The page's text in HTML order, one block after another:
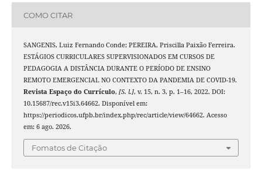
COMO CITAR
SANGENIS, Luiz Fernando Conde; PEREIRA, Priscilla Paixão Ferreira.
ESTÁGIOS CURRICULARES SUPERVISIONADOS EM CURSOS DE
PEDAGOGIA A DISTÂNCIA DURANTE O PERÍODO DE ENSINO
REMOTO EMERGENCIAL NO CONTEXTO DA PANDEMIA DE COVID-19.
Revista Espaço do Currículo, [S. l.], v. 15, n. 3, p. 1–16, 2022. DOI:
10.15687/rec.v15i3.64662. Disponível em:
https://periodicos.ufpb.br/index.php/rec/article/view/64662. Acesso
em: 6 ago. 2026.
Fomatos de Citação